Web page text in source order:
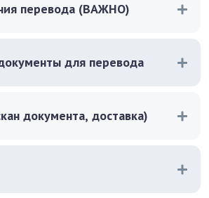
перевода (ВАЖНО)
для перевода
документа, доставка)